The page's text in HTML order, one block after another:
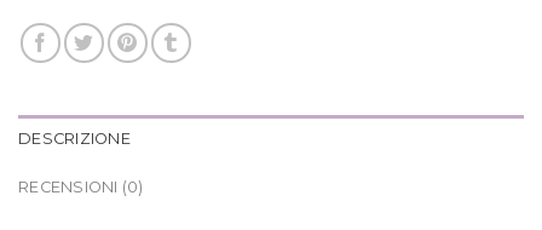
DESCRIZIONE
RECENSIONI (0)